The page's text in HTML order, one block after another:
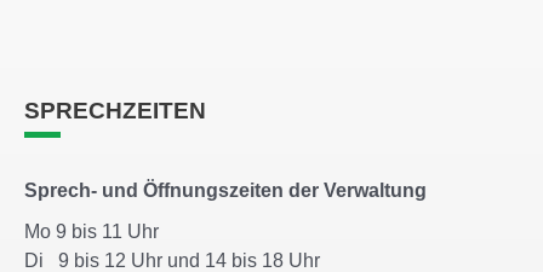
SPRECHZEITEN
Sprech- und Öffnungszeiten der Verwaltung
Mo 9 bis 11 Uhr
Di 9 bis 12 Uhr und 14 bis 18 Uhr